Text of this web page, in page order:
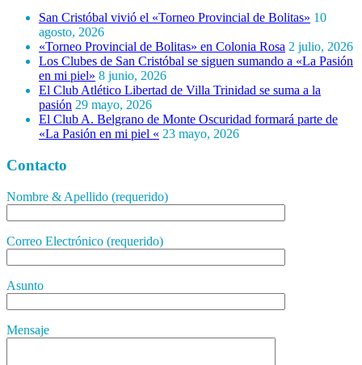
San Cristóbal vivió el «Torneo Provincial de Bolitas» 10
agosto, 2026
«Torneo Provincial de Bolitas» en Colonia Rosa 2 julio, 2026
Los Clubes de San Cristóbal se siguen sumando a «La Pasión
en mi piel» 8 junio, 2026
El Club Atlético Libertad de Villa Trinidad se suma a la
pasión 29 mayo, 2026
El Club A. Belgrano de Monte Oscuridad formará parte de
«La Pasión en mi piel « 23 mayo, 2026
Contacto
Nombre & Apellido (requerido)
Correo Electrónico (requerido)
Asunto
Mensaje